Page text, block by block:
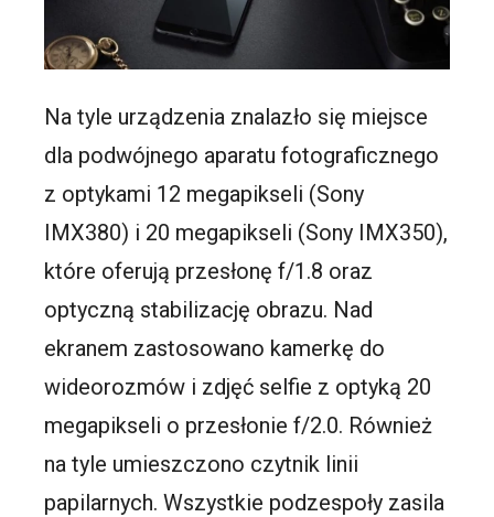
Na tyle urządzenia znalazło się miejsce
dla podwójnego aparatu fotograficznego
z optykami 12 megapikseli (Sony
IMX380) i 20 megapikseli (Sony IMX350),
które oferują przesłonę f/1.8 oraz
optyczną stabilizację obrazu. Nad
ekranem zastosowano kamerkę do
wideorozmów i zdjęć selfie z optyką 20
megapikseli o przesłonie f/2.0. Również
na tyle umieszczono czytnik linii
papilarnych. Wszystkie podzespoły zasila